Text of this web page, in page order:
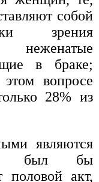
собой
зрения
в браке;
вопросе
28% из
являются
был бы
половой акт,